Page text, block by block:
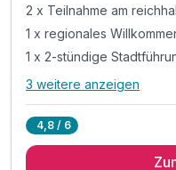
2 x Teilnahme am
1 x regionales
1 x 2-stündige
Alle Inklusivleistungen
2 x Teilnahme am
3 weitere anzeigen
4,8 / 6